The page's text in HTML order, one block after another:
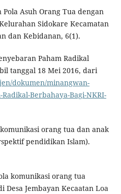
Asuh Orang Tua dengan
Sidokare Kecamatan
dan Kebidanan, 6(1).
Paham Radikal
tanggal 18 Mei 2016, dari
dokumen/minangwan-
Berbahaya-Bagi-NKRI-
orang tua dan anak
pendidikan Islam).
komunikasi orang tua
Jembayan Kecaatan Loa